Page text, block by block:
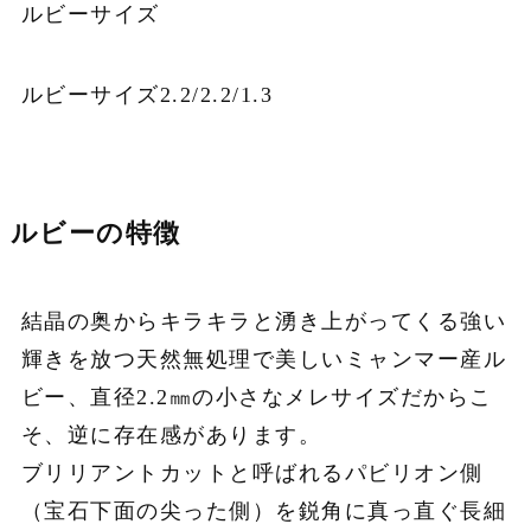
ルビーサイズ
ルビーサイズ2.2/2.2/1.3
ルビーの特徴
結晶の奥からキラキラと湧き上がってくる強い
輝きを放つ天然無処理で美しいミャンマー産ル
ビー、直径2.2㎜の小さなメレサイズだからこ
そ、逆に存在感があります。
ブリリアントカットと呼ばれるパビリオン側
（宝石下面の尖った側）を鋭角に真っ直ぐ長細